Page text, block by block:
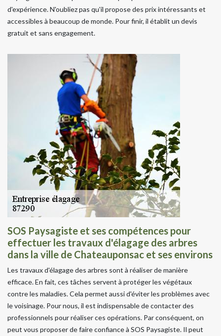
d'expérience. N'oubliez pas qu'il propose des prix intéressants et
accessibles à beaucoup de monde. Pour finir, il établit un devis
gratuit et sans engagement.
SOS Paysagiste et ses compétences pour
effectuer les travaux d'élagage des arbres
dans la ville de Chateauponsac et ses environs
Les travaux d'élagage des arbres sont à réaliser de manière
efficace. En fait, ces tâches servent à protéger les végétaux
contre les maladies. Cela permet aussi d'éviter les problèmes avec
le voisinage. Pour nous, il est indispensable de contacter des
professionnels pour réaliser ces opérations. Par conséquent, on
peut vous proposer de faire confiance à SOS Paysagiste. Il peut